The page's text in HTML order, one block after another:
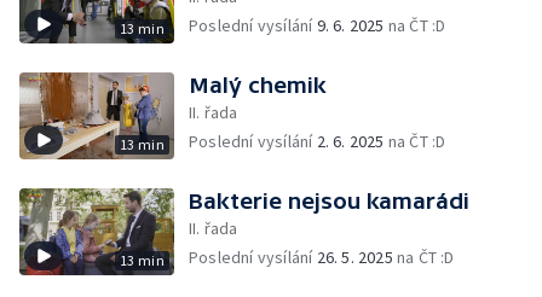
13 min
Poslední vysílání9. 6. 2025 na ČT :D
13 min
Malý chemik
II. řada
Poslední vysílání 2. 6. 2025 na ČT :D
13 min
Bakterie nejsou kamarádi
II. řada
Poslední vysílání 26. 5. 2025 na ČT :D